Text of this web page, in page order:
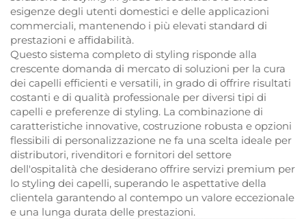
esigenze degli utenti domestici e delle applicazioni
commerciali, mantenendo i più elevati standard di
prestazioni e affidabilità.
Questo sistema completo di styling risponde alla
crescente domanda di mercato di soluzioni per la cura
dei capelli efficienti e versatili, in grado di offrire risultati
costanti e di qualità professionale per diversi tipi di
capelli e preferenze di styling. La combinazione di
caratteristiche innovative, costruzione robusta e opzioni
flessibili di personalizzazione ne fa una scelta ideale per
distributori, rivenditori e fornitori del settore
dell'ospitalità che desiderano offrire servizi premium per
lo styling dei capelli, superando le aspettative della
clientela garantendo al contempo un valore eccezionale
e una lunga durata delle prestazioni.